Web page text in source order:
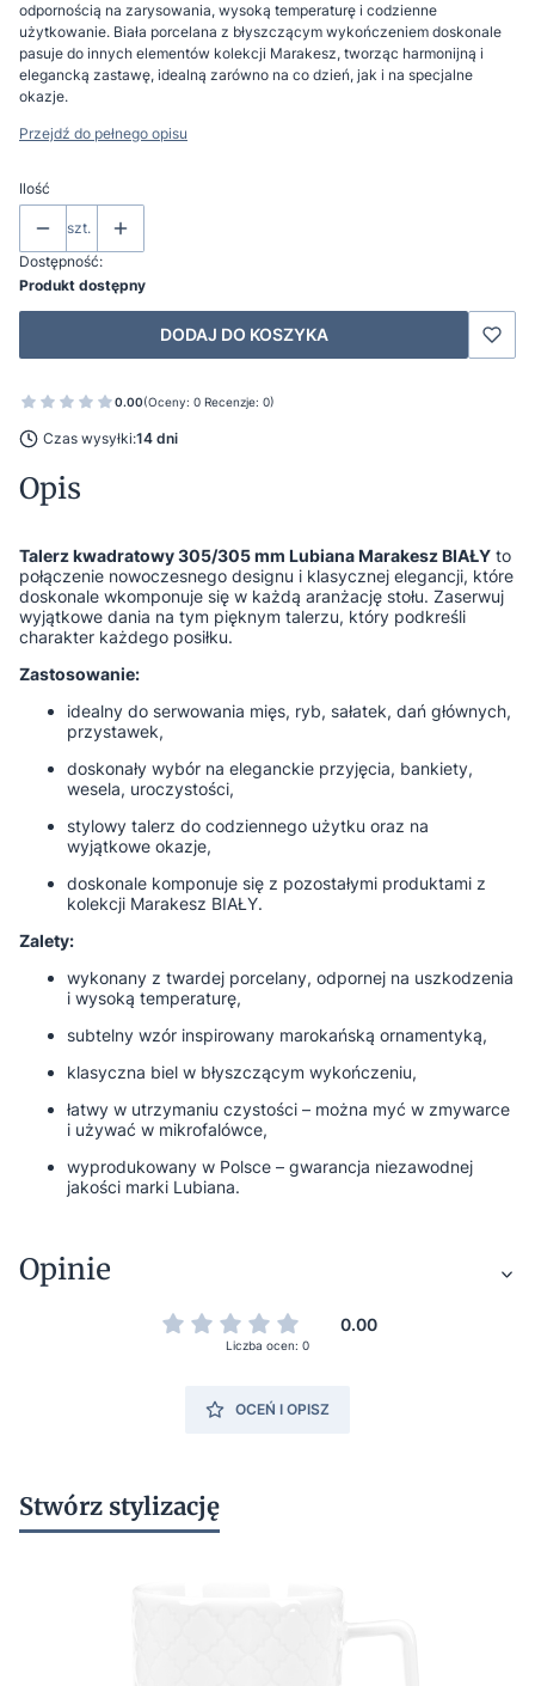
odpornością na zarysowania, wysoką temperaturę i codzienne
użytkowanie. Biała porcelana z błyszczącym wykończeniem doskonale
pasuje do innych elementów kolekcji Marakesz, tworząc harmonijną i
elegancką zastawę, idealną zarówno na co dzień, jak i na specjalne
okazje.
Przejdź do pełnego opisu
Ilość
szt.
Dostępność:
Produkt dostępny
DODAJ DO KOSZYKA
0.00(Oceny: 0 Recenzje: 0)
Czas wysyłki:14 dni
Opis
Talerz kwadratowy 305/305 mm Lubiana Marakesz BIAŁY to
połączenie nowoczesnego designu i klasycznej elegancji, które
doskonale wkomponuje się w każdą aranżację stołu. Zaserwuj
wyjątkowe dania na tym pięknym talerzu, który podkreśli
charakter każdego posiłku.
Zastosowanie:
idealny do serwowania mięs, ryb, sałatek, dań głównych,
przystawek,
doskonały wybór na eleganckie przyjęcia, bankiety,
wesela, uroczystości,
stylowy talerz do codziennego użytku oraz na
wyjątkowe okazje,
doskonale komponuje się z pozostałymi produktami z
kolekcji Marakesz BIAŁY.
Zalety:
wykonany z twardej porcelany, odpornej na uszkodzenia
i wysoką temperaturę,
subtelny wzór inspirowany marokańską ornamentyką,
klasyczna biel w błyszczącym wykończeniu,
łatwy w utrzymaniu czystości – można myć w zmywarce
i używać w mikrofalówce,
wyprodukowany w Polsce – gwarancja niezawodnej
jakości marki Lubiana.
Opinie
0.00
Liczba ocen: 0
OCEŃ I OPISZ
Stwórz stylizację